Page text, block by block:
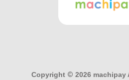
Copyright © 2026 machipay